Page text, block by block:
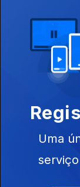
Uma